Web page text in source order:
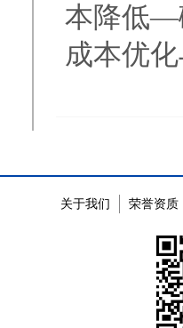
本降低—
成本优
关于我们 荣誉资质